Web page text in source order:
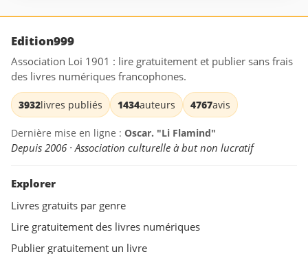
Edition999
Association Loi 1901 : lire gratuitement et publier sans frais
des livres numériques francophones.
3932livres publiés 1434auteurs 4767avis
Dernière mise en ligne : Oscar. "Li Flamind"
Depuis 2006 · Association culturelle à but non lucratif
Explorer
Livres gratuits par genre
Lire gratuitement des livres numériques
Publier gratuitement un livre